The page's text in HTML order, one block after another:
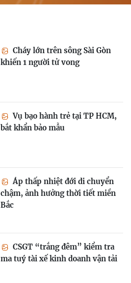
Cháy lớn trên sông Sài Gòn
khiến 1 người tử vong
Vụ bạo hành trẻ tại TP HCM,
bắt khẩn bảo mẫu
Áp thấp nhiệt đới di chuyển
chậm, ảnh hưởng thời tiết miền
Bắc
CSGT “trắng đêm” kiểm tra
ma tuý tài xế kinh doanh vận tải